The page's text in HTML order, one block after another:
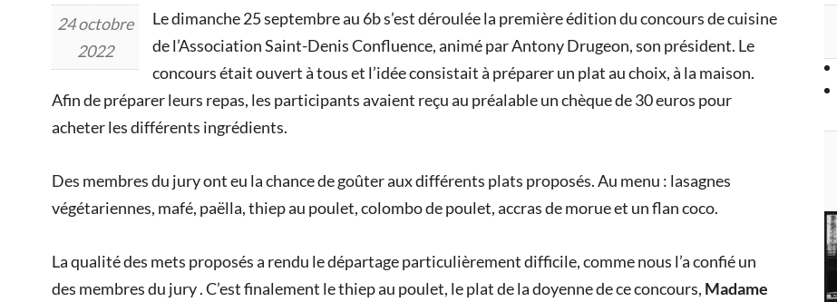
24 octobre
2022
Le dimanche 25 septembre au 6b s’est déroulée la première édition du concours de cuisine
de l’Association Saint-Denis Confluence, animé par Antony Drugeon, son président. Le
concours était ouvert à tous et l’idée consistait à préparer un plat au choix, à la maison.
Afin de préparer leurs repas, les participants avaient reçu au préalable un chèque de 30 euros pour
acheter les différents ingrédients.
Des membres du jury ont eu la chance de goûter aux différents plats proposés. Au menu : lasagnes
végétariennes, mafé, paëlla, thiep au poulet, colombo de poulet, accras de morue et un flan coco.
La qualité des mets proposés a rendu le départage particulièrement difficile, comme nous l’a confié un
des membres du jury . C’est finalement le thiep au poulet, le plat de la doyenne de ce concours, Madame